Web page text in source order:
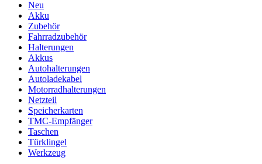
Neu
Akku
Zubehör
Fahrradzubehör
Halterungen
Akkus
Autohalterungen
Autoladekabel
Motorradhalterungen
Netzteil
Speicherkarten
TMC-Empfänger
Taschen
Türklingel
Werkzeug